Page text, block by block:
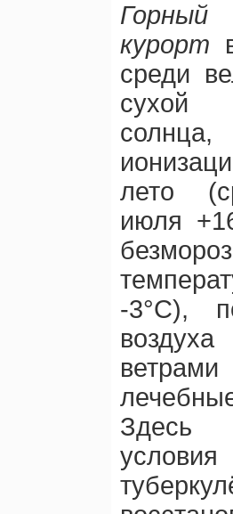
курорт
среди
сухой
лето
июля
-3°С),
Здесь